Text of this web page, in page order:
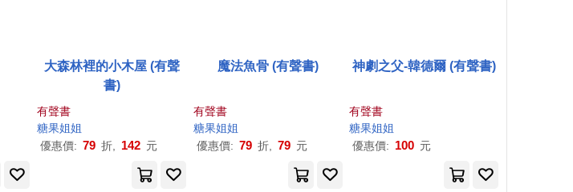
大森林裡的小木屋 (有聲
書)
有聲書
糖果姐姐
優惠價: 79 折, 142 元
魔法魚骨 (有聲書)
有聲書
糖果姐姐
優惠價: 79 折, 79 元
神劇之父-韓德爾 (有聲書)
有聲書
糖果姐姐
優惠價: 100 元